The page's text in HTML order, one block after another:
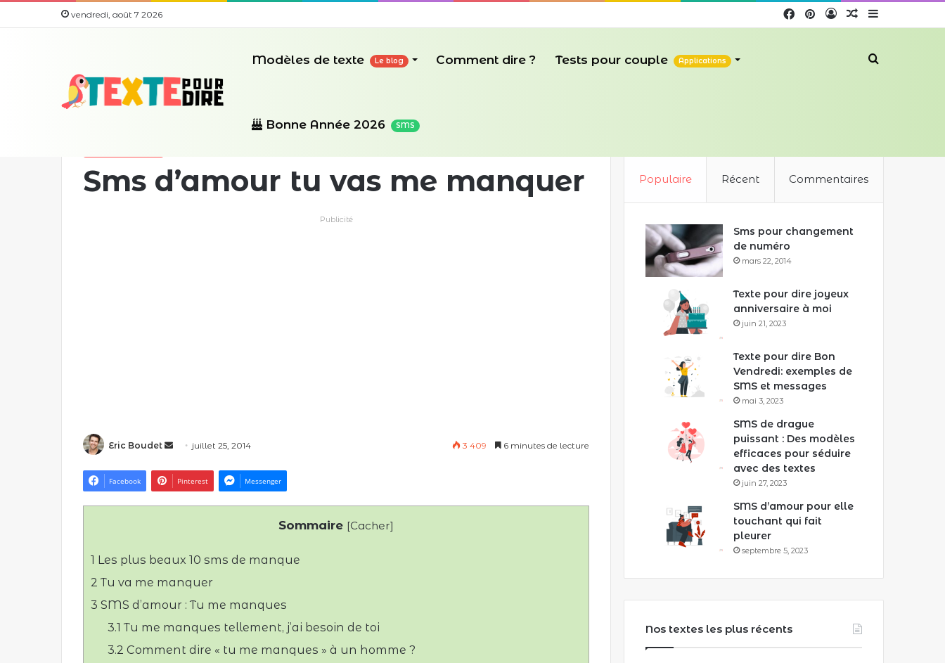
vendredi, août 7 2026
Sidebar
latérale)
Article
Connexion
Pinterest
Facebook
Modèles de texte Le blog Comment dire ? Tests pour couple Applications
Bonne Année 2026 SMS
Rechercher
Sms d’amour tu vas me manquer
Sms d’amour tu vas me manquer
Publicité
Eric Boudet
Envoyer
courriel
juillet 25, 2014 3 409 6 minutes de lecture
Facebook Pinterest Messenger
Sommaire [Cacher]
1 Les plus beaux 10 sms de manque
2 Tu va me manquer
3 SMS d’amour : Tu me manques
3.1 Tu me manques tellement, j’ai besoin de toi
3.2 Comment dire « tu me manques » à un homme ?
Populaire Récent Commentaires
Sms pour changement
de numéro
mars 22, 2014
Texte pour dire joyeux
anniversaire à moi
juin 21, 2023
Texte pour dire Bon
Vendredi: exemples de
SMS et messages
mai 3, 2023
SMS de drague
puissant : Des modèles
efficaces pour séduire
avec des textes
juin 27, 2023
SMS d’amour pour elle
touchant qui fait
pleurer
septembre 5, 2023
Nos textes les plus récents